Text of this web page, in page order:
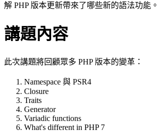
解 PHP 版本更新帶來了哪些新的語法功能。
講題內容
此次講題將回顧眾多 PHP 版本的變革：
Namespace 與 PSR4
Closure
Traits
Generator
Variadic functions
What's different in PHP 7